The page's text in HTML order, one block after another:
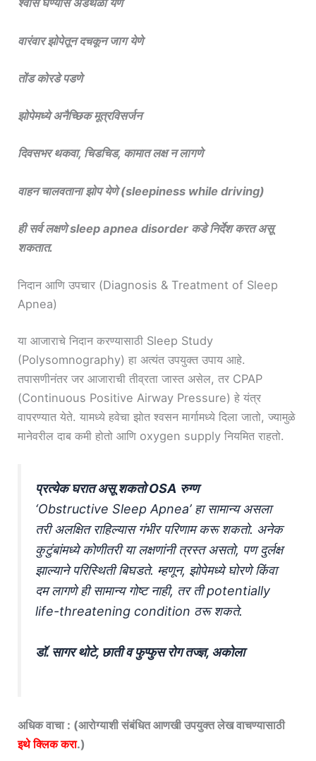
श्वास घेण्यास अडथळा येणे
वारंवार झोपेतून दचकून जाग येणे
तोंड कोरडे पडणे
झोपेमध्ये अनैच्छिक मूत्रविसर्जन
दिवसभर थकवा, चिडचिड, कामात लक्ष न लागणे
वाहन चालवताना झोप येणे (sleepiness while driving)
ही सर्व लक्षणे sleep apnea disorder कडे निर्देश करत असू
शकतात.
निदान आणि उपचार (Diagnosis & Treatment of Sleep
Apnea)
या आजाराचे निदान करण्यासाठी Sleep Study
(Polysomnography) हा अत्यंत उपयुक्त उपाय आहे.
तपासणीनंतर जर आजाराची तीव्रता जास्त असेल, तर CPAP
(Continuous Positive Airway Pressure) हे यंत्र
वापरण्यात येते. यामध्ये हवेचा झोत श्वसन मार्गामध्ये दिला जातो, ज्यामुळे
मानेवरील दाब कमी होतो आणि oxygen supply नियमित राहतो.
प्रत्येक घरात असू शकतो OSA रुग्ण
‘Obstructive Sleep Apnea’ हा सामान्य असला
तरी अलक्षित राहिल्यास गंभीर परिणाम करू शकतो. अनेक
कुटुंबांमध्ये कोणीतरी या लक्षणांनी त्रस्त असतो, पण दुर्लक्ष
झाल्याने परिस्थिती बिघडते. म्हणून, झोपेमध्ये घोरणे किंवा
दम लागणे ही सामान्य गोष्ट नाही, तर ती potentially
life-threatening condition ठरू शकते.
डॉ. सागर थोटे, छाती व फुप्फुस रोग तज्ज्ञ, अकोला
अधिक वाचा : (आरोग्याशी संबंधित आणखी उपयुक्त लेख वाचण्यासाठी
इथे क्लिक करा.)